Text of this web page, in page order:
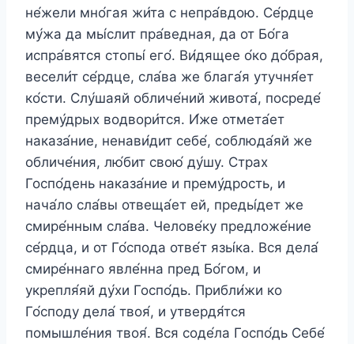
не́жели мно́гая жи́та с непра́вдою. Се́рдце
му́жа да мы́слит пра́ведная, да от Бо́га
испра́вятся стопы́ его́. Ви́дящее о́ко до́брая,
весели́т се́рдце, сла́ва же блага́я утучня́ет
ко́сти. Слу́шаяй обличе́ний живота́, посреде́
прему́дрых водвори́тся. И́же отмета́ет
наказа́ние, ненави́дит себе́, соблюда́яй же
обличе́ния, лю́бит свою́ ду́шу. Страх
Госпо́день наказа́ние и прему́дрость, и
нача́ло сла́вы отвеща́ет ей, преды́дет же
смире́нным сла́ва. Челове́ку предложе́ние
се́рдца, и от Го́спода отве́т язы́ка. Вся дела́
смире́ннаго явле́нна пред Бо́гом, и
укрепля́яй ду́хи Госпо́дь. Прибли́жи ко
Го́споду дела́ твоя́, и утвердя́тся
помышле́ния твоя́. Вся соде́ла Госпо́дь Себе́